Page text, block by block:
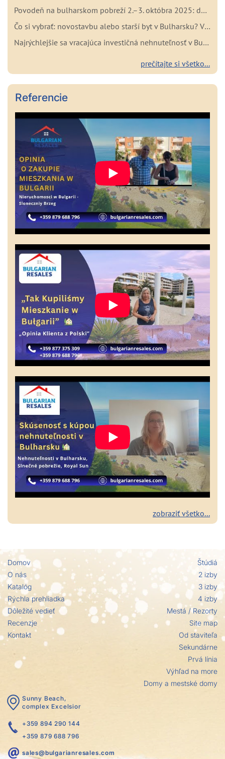
Povodeň na bulharskom pobreží 2.–3. októbra 2025: dôležité fakty pre kupujúcich a investorov
Čo si vybrať: novostavbu alebo starší byt v Bulharsku? Výhody a nevýhody oboch možností
Najrýchlejšie sa vracajúca investičná nehnuteľnosť v Bulharsku
prečítajte si všetko...
Referencie
zobraziť všetko...
Domov
O nás
Katalóg
Rýchla prehliadka
Dôležité vedieť
Recenzje
Kontakt
Štúdiá
2 izby
3 izby
4 izby
Mestá / Rezorty
Site map
Od staviteľa
Sekundárne
Prvá línia
Výhľad na more
Domy a mestské domy
Sunny Beach,
complex Excelsior
+359 894 290 144
+359 879 688 796
sales@bulgarianresales.com